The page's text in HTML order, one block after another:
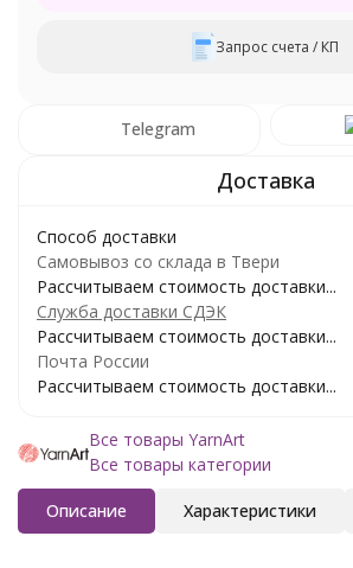
Запрос счета / КП
Telegram
Способ доставки
Самовывоз со склада в Твери
Рассчитываем стоимость доставки...
Служба доставки СДЭК
Рассчитываем стоимость доставки...
Почта России
Рассчитываем стоимость доставки...
Все товары YarnArt
Все товары категории
Описание Характеристики